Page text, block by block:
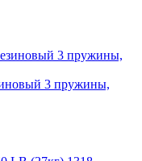
3 пружины,